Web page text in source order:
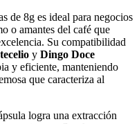
de 8g es ideal para negocios
o amantes del café que
Su compatibilidad
y Dingo Doce
y eficiente, manteniendo
que caracteriza al
logra una extracción